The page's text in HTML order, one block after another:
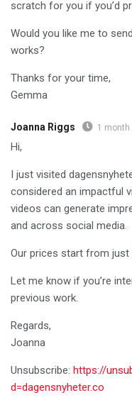
scratch for you if you’d
Would you like me to
works?
Thanks for your time,
Gemma
Joanna Riggs 1 month
Hi,
I just visited
considered an impactful
videos can generate
and across social media.
Our prices start from just
Let me know if you’re
previous work.
Regards,
Joanna
Unsubscribe: https://
d=dagensnyheter.co